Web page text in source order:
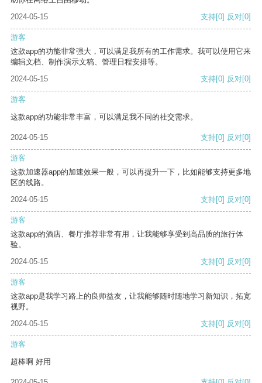
2024-05-15
支持[0] 反对[0]
游客
这款app的功能非常强大，可以满足我所有的工作需求。我可以使用它来
编辑文档、制作演示文稿、管理日程安排等。
2024-05-15
支持[0] 反对[0]
游客
这款app的功能非常丰富，可以满足我不同的社交需求。
2024-05-15 支持[0] 反对[0]
游客
这款加速器app的加速效果一般，可以再提升一下，比如能够支持更多地
区的线路。
2024-05-15
支持[0] 反对[0]
游客
这款app的酒店、餐厅推荐非常有用，让我能够享受到高品质的旅行体
验。
2024-05-15
支持[0] 反对[0]
游客
这款app是我学习路上的良师益友，让我能够随时随地学习新知识，拓宽
视野。
2024-05-15
支持[0] 反对[0]
游客
超棒啊 好用